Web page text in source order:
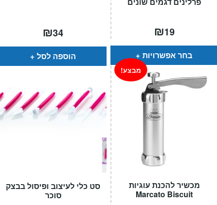
₪34
הוספה לסל
₪19
בחר אפשרויות
סט כלי לעיצוב ופיסול בבצק
סוכר
מכשיר להכנת עוגיות
Marcato Biscuit
מבצע!